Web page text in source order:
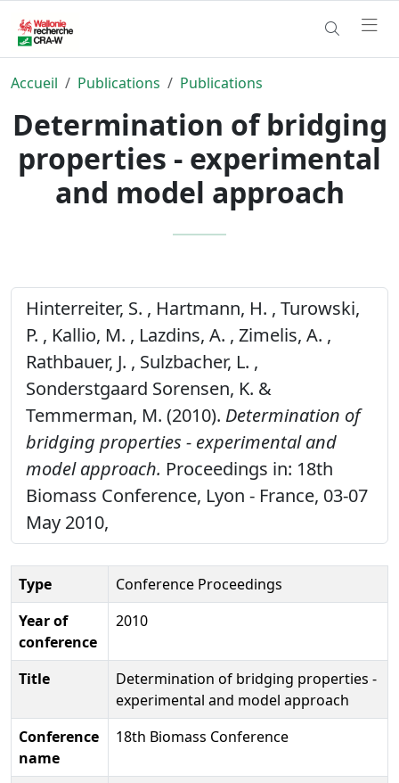
Accueil Publications Publications
Determination of bridging
properties - experimental
and model approach
Hinterreiter, S. , Hartmann, H. , Turowski,
P. , Kallio, M. , Lazdins, A. , Zimelis, A. ,
Rathbauer, J. , Sulzbacher, L. ,
Sonderstgaard Sorensen, K. &
Temmerman, M. (2010). Determination of
bridging properties - experimental and
model approach. Proceedings in: 18th
Biomass Conference, Lyon - France, 03-07
May 2010,
Type
Conference Proceedings
Year of
conference
2010
Title
Determination of bridging properties -
experimental and model approach
Conference
name
18th Biomass Conference